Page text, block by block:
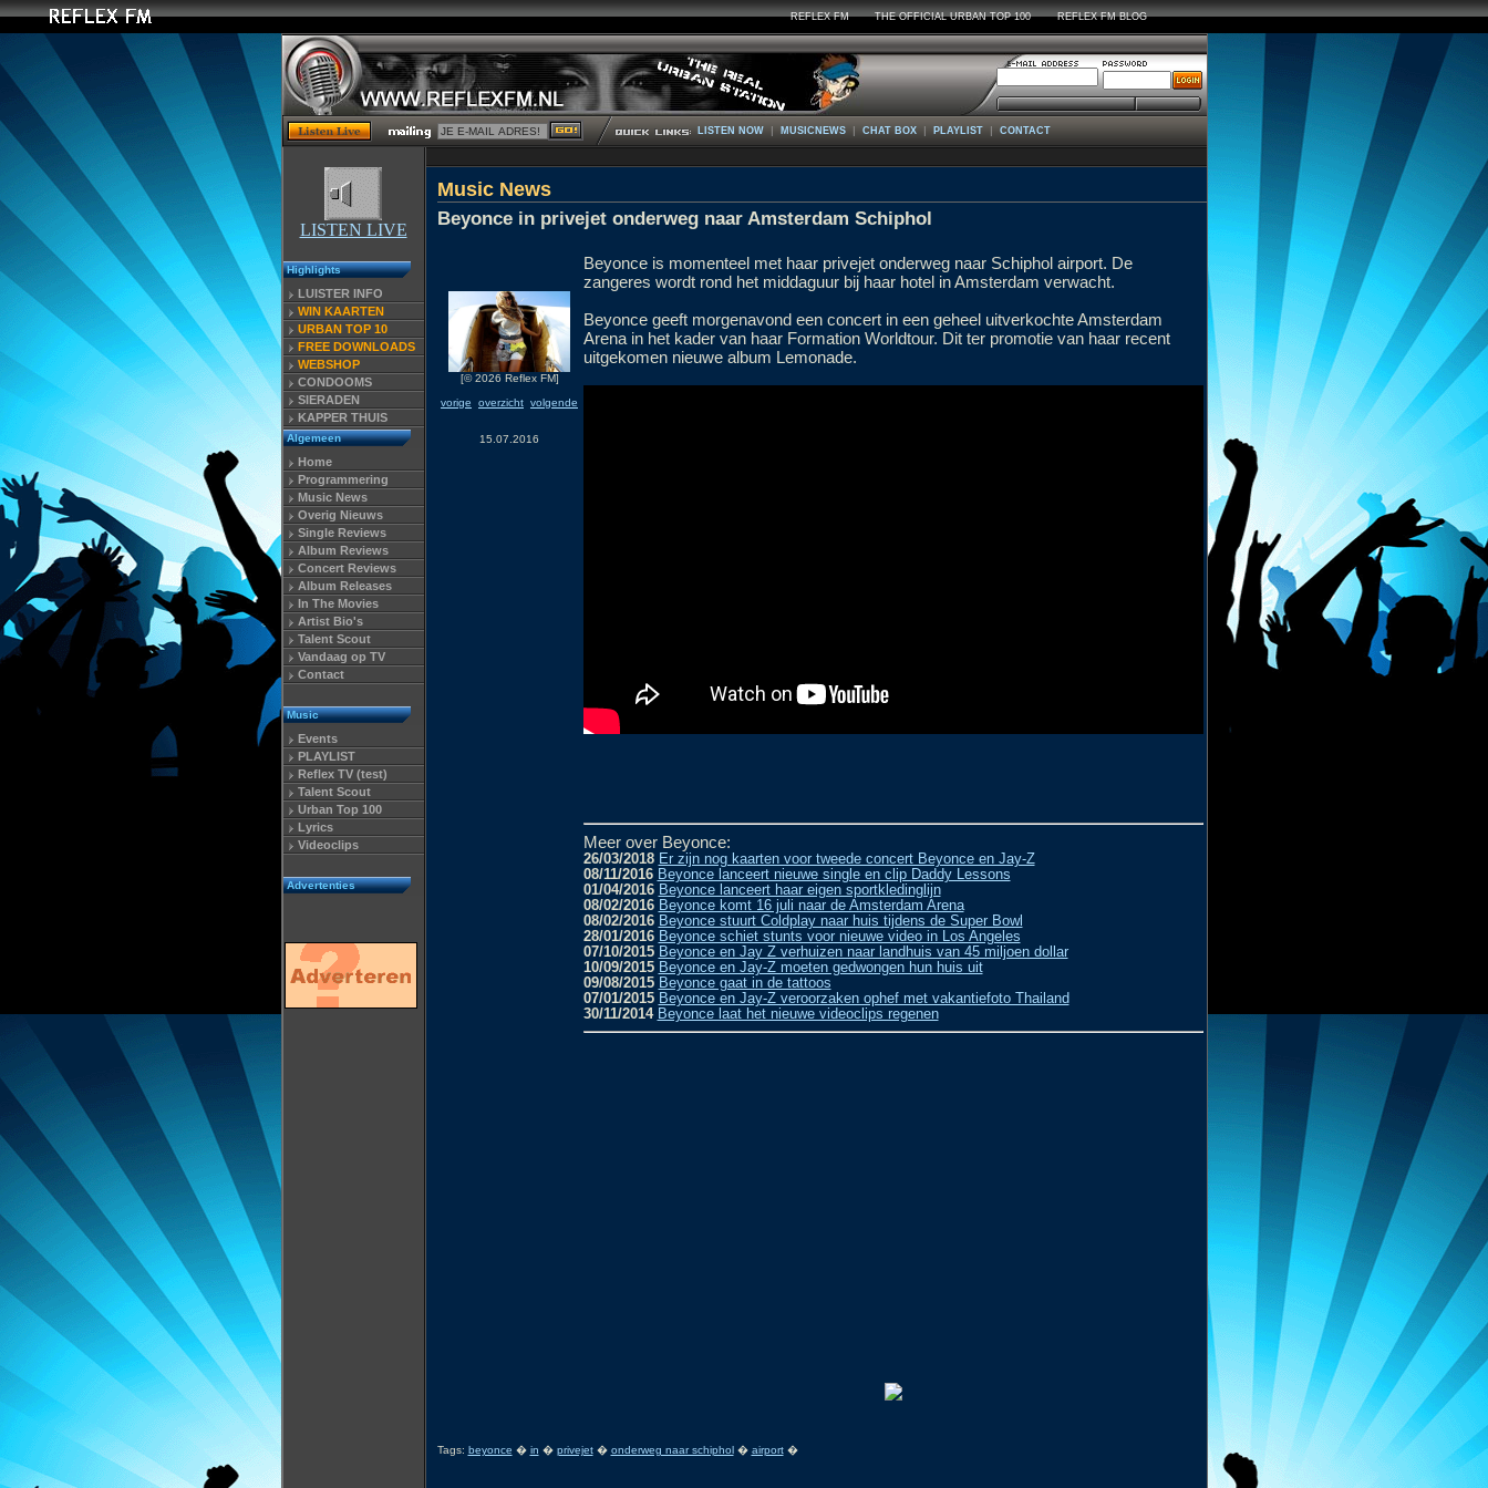
REFLEX FM THE OFFICIAL URBAN TOP 100 REFLEX FM BLOG
LISTEN NOW| MUSICNEWS| CHAT BOX| PLAYLIST| CONTACT
LISTEN LIVE
Highlights
LUISTER INFO
WIN KAARTEN
URBAN TOP 10
FREE DOWNLOADS
WEBSHOP
CONDOOMS
SIERADEN
KAPPER THUIS
Algemeen
Home
Programmering
Music News
Overig Nieuws
Single Reviews
Album Reviews
Concert Reviews
Album Releases
In The Movies
Artist Bio's
Talent Scout
Vandaag op TV
Contact
Music
Events
PLAYLIST
Reflex TV (test)
Talent Scout
Urban Top 100
Lyrics
Videoclips
Advertenties
Music News
Beyonce in privejet onderweg naar Amsterdam Schiphol
[© 2026 Reflex FM]
vorige
overzicht volgende
15.07.2016
Beyonce is momenteel met haar privejet onderweg naar Schiphol airport. De
zangeres wordt rond het middaguur bij haar hotel in Amsterdam verwacht.
Beyonce geeft morgenavond een concert in een geheel uitverkochte Amsterdam
Arena in het kader van haar Formation Worldtour. Dit ter promotie van haar recent
uitgekomen nieuwe album Lemonade.
Meer over Beyonce:
26/03/2018 Er zijn nog kaarten voor tweede concert Beyonce en Jay-Z
08/11/2016 Beyonce lanceert nieuwe single en clip Daddy Lessons
01/04/2016 Beyonce lanceert haar eigen sportkledinglijn
08/02/2016 Beyonce komt 16 juli naar de Amsterdam Arena
08/02/2016 Beyonce stuurt Coldplay naar huis tijdens de Super Bowl
28/01/2016 Beyonce schiet stunts voor nieuwe video in Los Angeles
07/10/2015 Beyonce en Jay Z verhuizen naar landhuis van 45 miljoen dollar
10/09/2015 Beyonce en Jay-Z moeten gedwongen hun huis uit
09/08/2015 Beyonce gaat in de tattoos
07/01/2015 Beyonce en Jay-Z veroorzaken ophef met vakantiefoto Thailand
30/11/2014 Beyonce laat het nieuwe videoclips regenen
Tags: beyonce � in � privejet� onderweg naar schiphol� airport�